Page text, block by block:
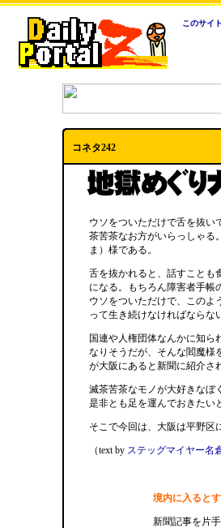
このサイ
コネタ242
ウソをついただけで舌を抜い
茶苦茶なお方がいらっしゃる
ま）様である。
舌を抜かれると、話すことも
になる。もちろん障害者手帳
ウソをついただけで、このよ
って生き続けなければならな
国連や人権団体なんかに知ら
なりそうだが、そんな閻魔様
が大阪にあると新聞に紹介さ
滅茶苦茶なモノが大好きなぼ
是非とも足を運んでおきたい
そこで今回は、大阪は平野区
（text by ステッグマイヤー名
境内に入ると
新聞記事を片